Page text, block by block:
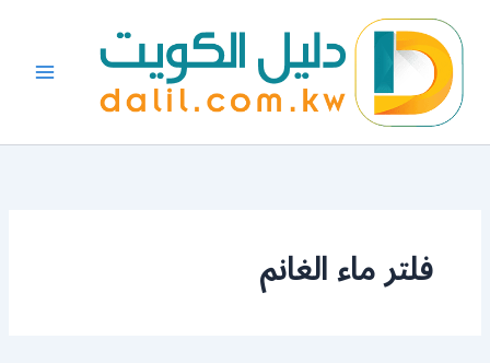
المحتوى
فلتر ماء الغانم